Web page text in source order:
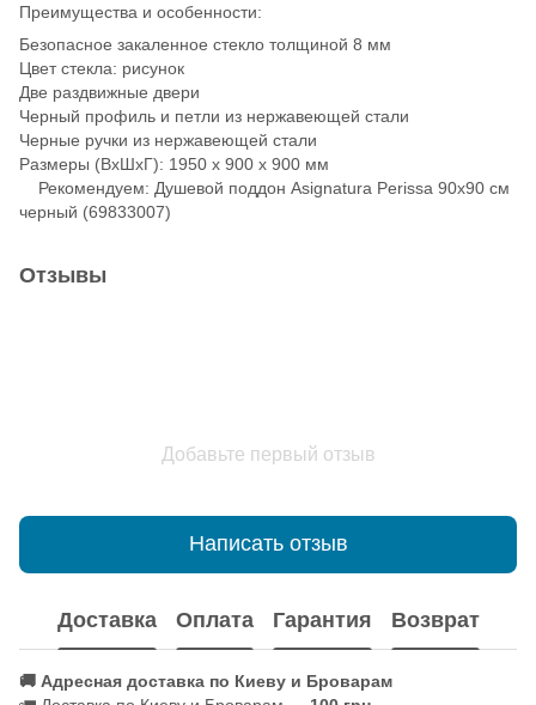
Преимущества и особенности:
Безопасное закаленное стекло толщиной 8 мм
Цвет стекла: рисунок
Две раздвижные двери
Черный профиль и петли из нержавеющей стали
Черные ручки из нержавеющей стали
Размеры (ВхШхГ): 1950 х 900 х 900 мм
Рекомендуем: Душевой поддон Asignatura Perissa 90x90 см
черный (69833007)
Отзывы
Добавьте первый отзыв
Написать отзыв
Доставка Оплата Гарантия Возврат
🚚 Адресная доставка по Киеву и Броварам